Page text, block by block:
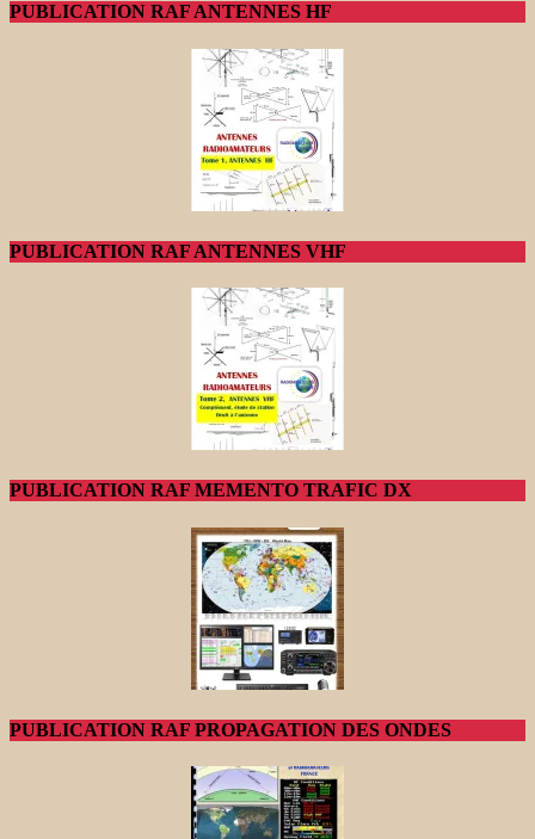
PUBLICATION RAF ANTENNES HF
PUBLICATION RAF ANTENNES VHF
PUBLICATION RAF MEMENTO TRAFIC DX
PUBLICATION RAF PROPAGATION DES ONDES